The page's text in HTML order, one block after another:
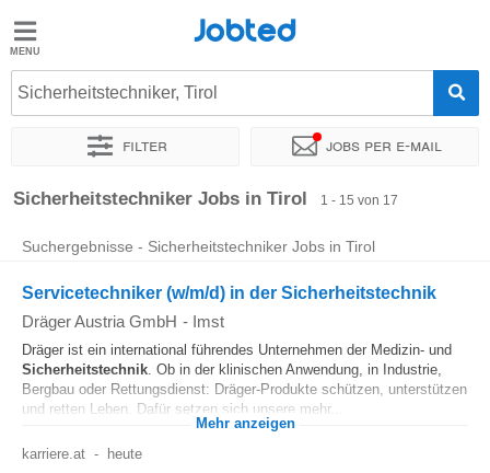
Jobted
Jobs
Jobted
Sicherheitstechniker, Tirol
Filter Jobs per e-mail
Sortieren nach Unternehmen Personaldienstleister
Sicherheitstechniker Jobs in Tirol 1 - 15 von 17
Suchergebnisse - Sicherheitstechniker Jobs in Tirol
Servicetechniker (w/m/d) in der Sicherheitstechnik
Dräger Austria GmbH - Imst
Dräger ist ein international führendes Unternehmen der Medizin- und
Sicherheitstechnik. Ob in der klinischen Anwendung, in Industrie,
Bergbau oder Rettungsdienst: Dräger-Produkte schützen, unterstützen
und retten Leben. Dafür setzen sich unsere mehr...
Mehr anzeigen
karriere.at - heute